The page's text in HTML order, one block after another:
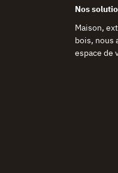
Maison,
bois, nous
espace de